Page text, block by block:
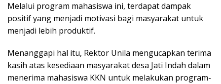
Melalui program mahasiswa ini, terdapat dampak
positif yang menjadi motivasi bagi masyarakat untuk
menjadi lebih produktif.
Menanggapi hal itu, Rektor Unila mengucapkan terima
kasih atas kesediaan masyarakat desa Jati Indah dalam
menerima mahasiswa KKN untuk melakukan program-